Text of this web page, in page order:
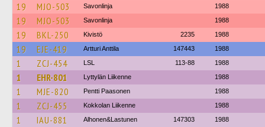
19 MJO-503 Savonlinja 1988
19 MJO-503 Savonlinja 1988
19 BKL-250 Kivistö 2235 1988
19 EJE-419 Artturi Anttila 147443 1988
1 ZCJ-454 LSL 113-88 1988
1 EHR-801 Lyttylän Liikenne 1988
1 MJE-820 Pentti Paasonen 1988
1 ZCJ-455 Kokkolan Liikenne 1988
1 IAU-881 Alhonen&Lastunen 147303 1988